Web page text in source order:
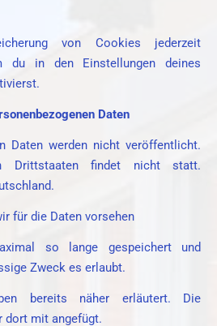
von Cookies jederzeit
du in den Einstellungen deines
Daten
Daten werden nicht veröffentlicht.
Drittstaaten findet nicht statt.
für die Daten vorsehen
so lange gespeichert und
Zweck es erlaubt.
bereits näher erläutert. Die
dort mit angefügt.